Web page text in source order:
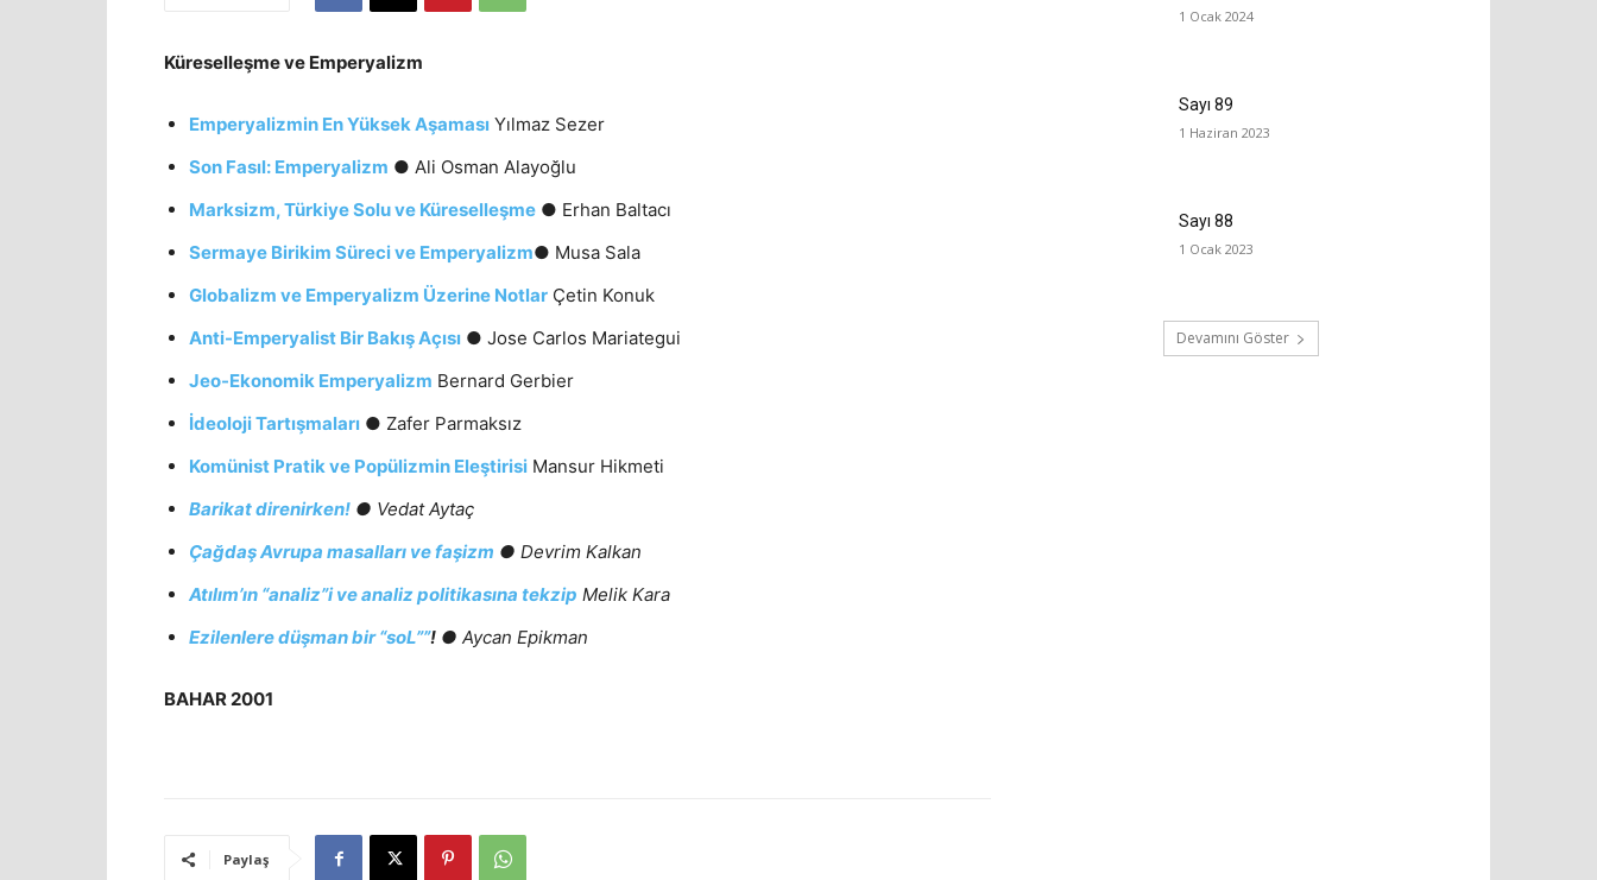
Küreselleşme ve Emperyalizm
Emperyalizmin En Yüksek Aşaması Yılmaz Sezer
Son Fasıl: Emperyalizm ● Ali Osman Alayoğlu
Marksizm, Türkiye Solu ve Küreselleşme ● Erhan Baltacı
Sermaye Birikim Süreci ve Emperyalizm● Musa Sala
Globalizm ve Emperyalizm Üzerine Notlar Çetin Konuk
Anti-Emperyalist Bir Bakış Açısı ● Jose Carlos Mariategui
Jeo-Ekonomik Emperyalizm Bernard Gerbier
İdeoloji Tartışmaları ● Zafer Parmaksız
Komünist Pratik ve Popülizmin Eleştirisi Mansur Hikmeti
Barikat direnirken! ● Vedat Aytaç
Çağdaş Avrupa masalları ve faşizm ● Devrim Kalkan
Atılım’ın “analiz”i ve analiz politikasına tekzip Melik Kara
Ezilenlere düşman bir “soL””! ● Aycan Epikman
BAHAR 2001
Paylaş
1 Ocak 2024
Sayı 89
1 Haziran 2023
Sayı 88
1 Ocak 2023
Devamını Göster